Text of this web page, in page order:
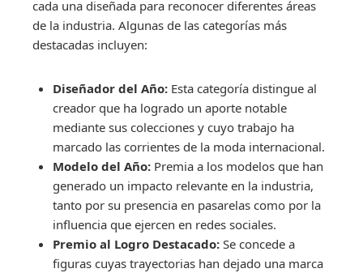
cada una diseñada para reconocer diferentes áreas
de la industria. Algunas de las categorías más
destacadas incluyen:
Diseñador del Año: Esta categoría distingue al
creador que ha logrado un aporte notable
mediante sus colecciones y cuyo trabajo ha
marcado las corrientes de la moda internacional.
Modelo del Año: Premia a los modelos que han
generado un impacto relevante en la industria,
tanto por su presencia en pasarelas como por la
influencia que ejercen en redes sociales.
Premio al Logro Destacado: Se concede a
figuras cuyas trayectorias han dejado una marca